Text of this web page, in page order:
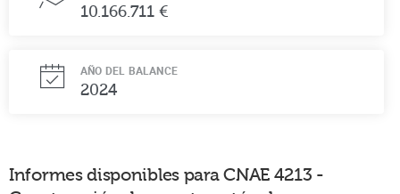
10.166.711 €
AÑO DEL BALANCE
2024
Informes disponibles para CNAE 4213 -